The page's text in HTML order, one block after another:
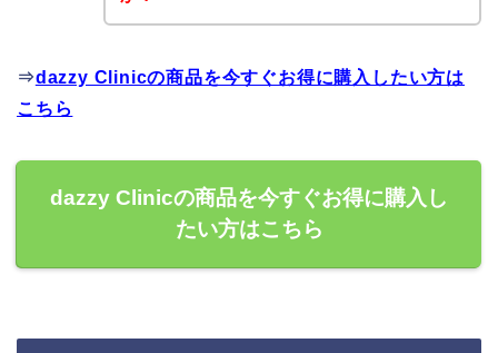
⇒dazzy Clinicの商品を今すぐお得に購入したい方は
こちら
dazzy Clinicの商品を今すぐお得に購入し
たい方はこちら